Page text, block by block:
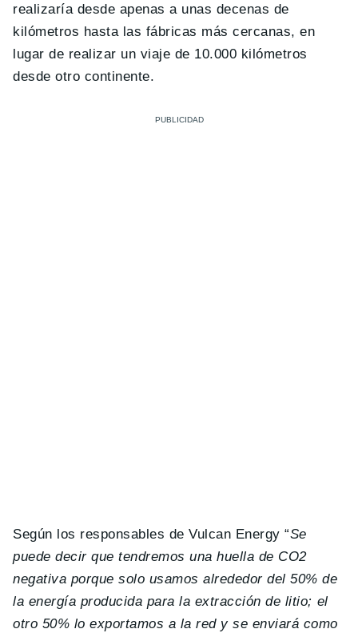
realizaría desde apenas a unas decenas de
kilómetros hasta las fábricas más cercanas, en
lugar de realizar un viaje de 10.000 kilómetros
desde otro continente.
Según los responsables de Vulcan Energy “Se
puede decir que tendremos una huella de CO2
negativa porque solo usamos alrededor del 50% de
la energía producida para la extracción de litio; el
otro 50% lo exportamos a la red y se enviará como